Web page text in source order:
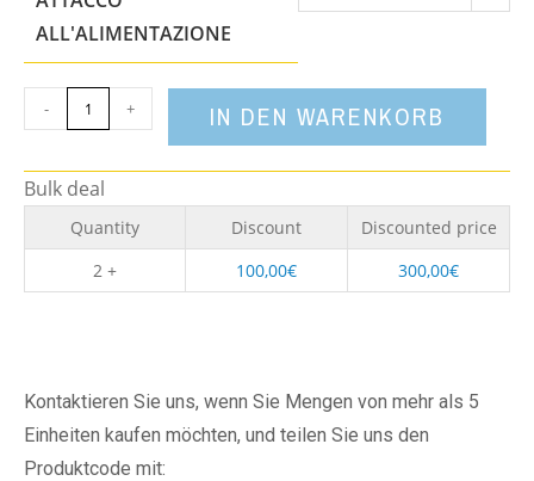
ALL'ALIMENTAZIONE
- + IN DEN WARENKORB
Bulk deal
Quantity Discount
Discounted price
2 +
100,00€ 300,00€
Kontaktieren Sie uns, wenn Sie Mengen von mehr als 5
Einheiten kaufen möchten, und teilen Sie uns den
Produktcode mit: